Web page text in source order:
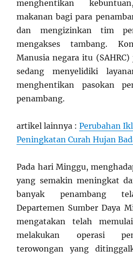
menghentikan
makanan bagi para
dan mengizinkan tim
mengakses tambang.
Manusia negara itu
sedang menyelidiki
menghentikan pasokan
penambang.
artikel lainnya :Perubahan
Peningkatan Curah Hujan
Pada hari Minggu,
yang semakin meningkat
banyak penambang
Departemen Sumber Daya
mengatakan telah
melakukan operasi
terowongan yang